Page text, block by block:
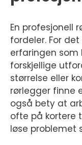
En profesjonell
fordeler. For
erfaringen som
forskjellige
størrelse eller
rørlegger finne
også bety at
ofte på kortere
løse problemet